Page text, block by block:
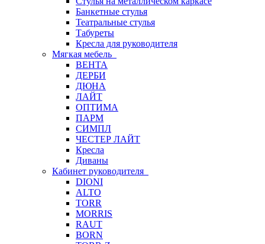
Банкетные стулья
Театральные стулья
Табуреты
Кресла для руководителя
Мягкая мебель
ВЕНТА
ДЕРБИ
ДЮНА
ЛАЙТ
ОПТИМА
ПАРМ
СИМПЛ
ЧЕСТЕР ЛАЙТ
Кресла
Диваны
Кабинет руководителя
DIONI
ALTO
TORR
MORRIS
RAUT
BORN